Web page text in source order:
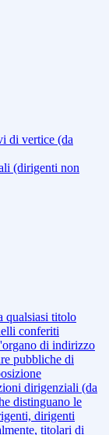
di vertice (da
(dirigenti non
qualsiasi titolo
conferiti
di indirizzo
pubbliche di
dirigenziali (da
distinguano le
dirigenti
titolari di